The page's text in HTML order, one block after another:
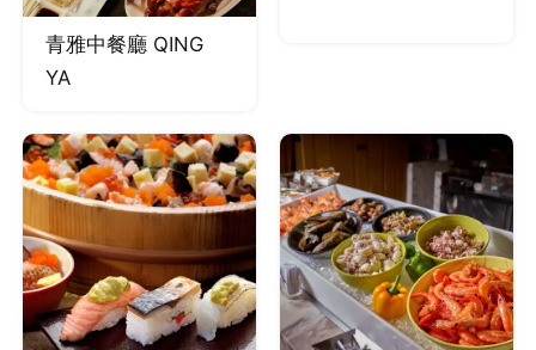
鄧有癸。
青雅中餐廳 QING
YA